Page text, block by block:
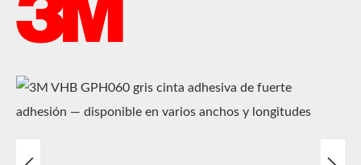
Omitir galería de imágenes